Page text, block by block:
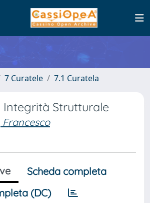
7 Curatele 7.1 Curatela
Integrità Strutturale
Francesco
Scheda completa
(DC)